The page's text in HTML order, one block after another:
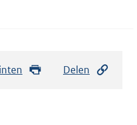
Delen